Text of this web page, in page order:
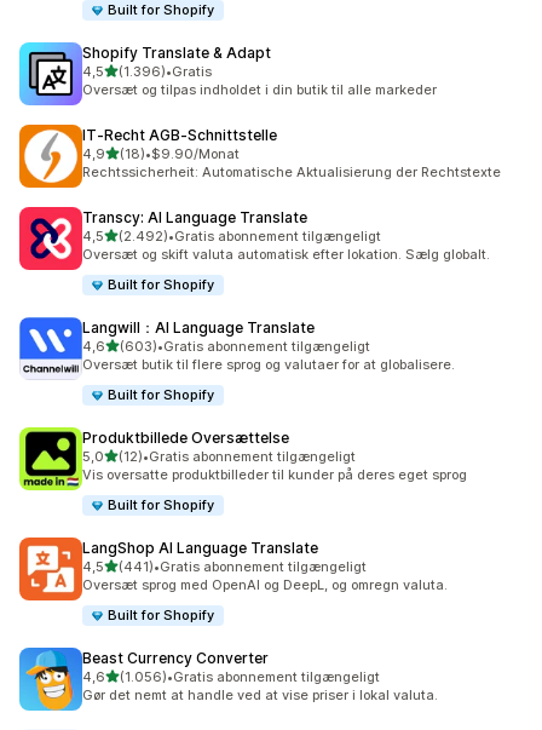
Built for Shopify
Shopify Translate & Adapt
4,5ud af 5 stjerner
(1.396)
1396 anmeldelser i alt
•Gratis
Oversæt og tilpas indholdet i din butik til alle markeder
IT‑Recht AGB‑Schnittstelle
4,9ud af 5 stjerner
(18)
18 anmeldelser i alt
•$9.90/Monat
Rechtssicherheit: Automatische Aktualisierung der Rechtstexte
Transcy: AI Language Translate
4,5ud af 5 stjerner
(2.492)
2492 anmeldelser i alt
•Gratis abonnement tilgængeligt
Oversæt og skift valuta automatisk efter lokation. Sælg globalt.
Built for Shopify
Langwill：AI Language Translate
4,6ud af 5 stjerner
(603)
603 anmeldelser i alt
•Gratis abonnement tilgængeligt
Oversæt butik til flere sprog og valutaer for at globalisere.
Built for Shopify
Produktbillede Oversættelse
5,0ud af 5 stjerner
(12)
12 anmeldelser i alt
•Gratis abonnement tilgængeligt
Vis oversatte produktbilleder til kunder på deres eget sprog
Built for Shopify
LangShop AI Language Translate
4,5ud af 5 stjerner
(441)
441 anmeldelser i alt
•Gratis abonnement tilgængeligt
Oversæt sprog med OpenAI og DeepL, og omregn valuta.
Built for Shopify
Beast Currency Converter
4,6ud af 5 stjerner
(1.056)
1056 anmeldelser i alt
•Gratis abonnement tilgængeligt
Gør det nemt at handle ved at vise priser i lokal valuta.